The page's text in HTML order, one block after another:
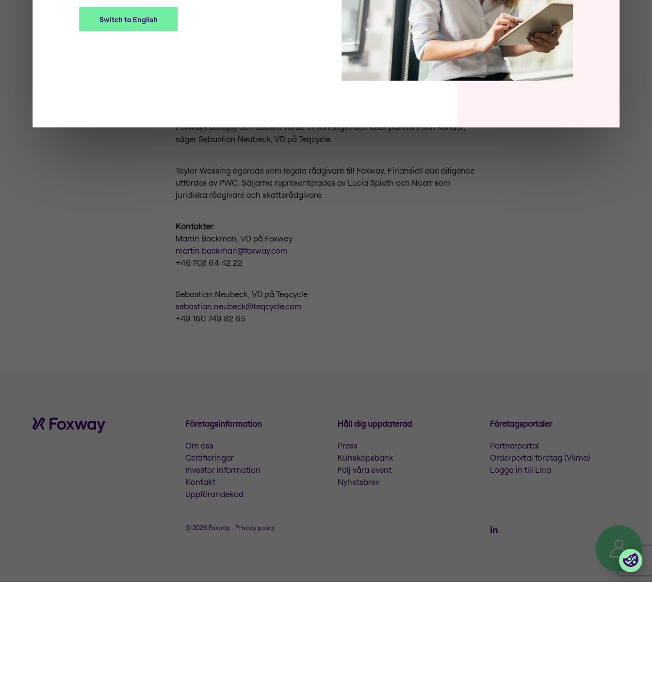
Foxways huvudfokus är cirkulära tjänster som inbyteslösningar, hårdvara som
tjänst, gradering och värdeökning genom reparation av enheter. Teqcycle har en
stark position inom återförsäljning av mobiler och har under många år varit en
nyckelpartner till leverantörer, operatörer och återförsäljare.
-Genom Teqcycles ledande position på den tyska marknaden, är vi glada att få
Foxways paraply och addera värde till företaget och dess partners och kunder,
säger Sebastian Neubeck, VD på Teqcycle.
Taylor Wessing agerade som legala rådgivare till Foxway. Finansiell due diligence
utfördes av PWC. Säljarna representerades av Lucia Spieth och Noerr som
juridiska rådgivare och skatterådgivare.
Kontakter:
Martin Backman, VD på Foxway
martin.backman@foxway.com
+46 708 64 42 22
Sebastian Neubeck, VD på Teqcycle
sebastian.neubeck@teqcycle.com
+49 160 749 82 65
Switch to English
Företagsinformation
Om oss
Certifieringar
Investor information
Kontakt
Uppförandekod
Håll dig uppdaterad
Press
Kunskapsbank
Följ våra event
Nyhetsbrev
Företagsportaler
Partnerportal
Orderportal företag (Vilma)
Logga in till Lina
© 2026 Foxway Privacy policy